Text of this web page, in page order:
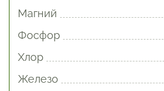
Магний
Фосфор
Хлор
Железо